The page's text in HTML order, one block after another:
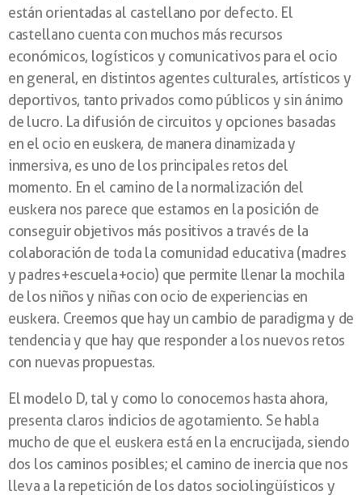
están orientadas al castellano por defecto. El
castellano cuenta con muchos más recursos
económicos, logísticos y comunicativos para el ocio
en general, en distintos agentes culturales, artísticos y
deportivos, tanto privados como públicos y sin ánimo
de lucro. La difusión de circuitos y opciones basadas
en el ocio en euskera, de manera dinamizada y
inmersiva, es uno de los principales retos del
momento. En el camino de la normalización del
euskera nos parece que estamos en la posición de
conseguir objetivos más positivos a través de la
colaboración de toda la comunidad educativa (madres
y padres+escuela+ocio) que permite llenar la mochila
de los niños y niñas con ocio de experiencias en
euskera. Creemos que hay un cambio de paradigma y de
tendencia y que hay que responder a los nuevos retos
con nuevas propuestas.
El modelo D, tal y como lo conocemos hasta ahora,
presenta claros indicios de agotamiento. Se habla
mucho de que el euskera está en la encrucijada, siendo
dos los caminos posibles; el camino de inercia que nos
lleva a la repetición de los datos sociolingüísticos y